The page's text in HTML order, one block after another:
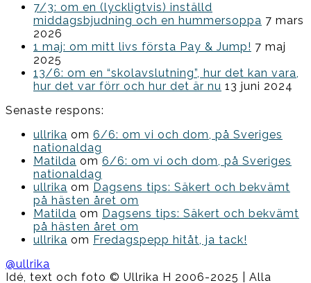
7/3: om en (lyckligtvis) inställd
middagsbjudning och en hummersoppa 7 mars
2026
1 maj: om mitt livs första Pay & Jump! 7 maj
2025
13/6: om en “skolavslutning”, hur det kan vara,
hur det var förr och hur det är nu 13 juni 2024
Senaste respons:
ullrika om 6/6: om vi och dom, på Sveriges
nationaldag
Matilda om 6/6: om vi och dom, på Sveriges
nationaldag
ullrika om Dagsens tips: Säkert och bekvämt
på hästen året om
Matilda om Dagsens tips: Säkert och bekvämt
på hästen året om
ullrika om Fredagspepp hitåt, ja tack!
@ullrika
Idé, text och foto © Ullrika H 2006-2025 | Alla